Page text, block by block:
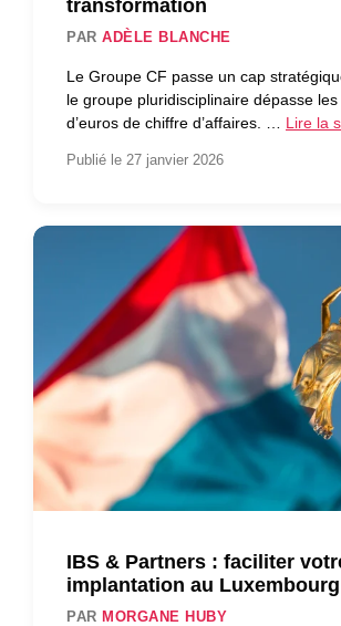
transformation
PARADÈLE BLANCHE
Le Groupe CF passe un cap
le groupe pluridisciplinaire dépasse
d’euros de chiffre d’affaires. … Lire la
Publié le 27 janvier 2026
IBS & Partners : faciliter
implantation au Luxembourg
PAR MORGANE HUBY